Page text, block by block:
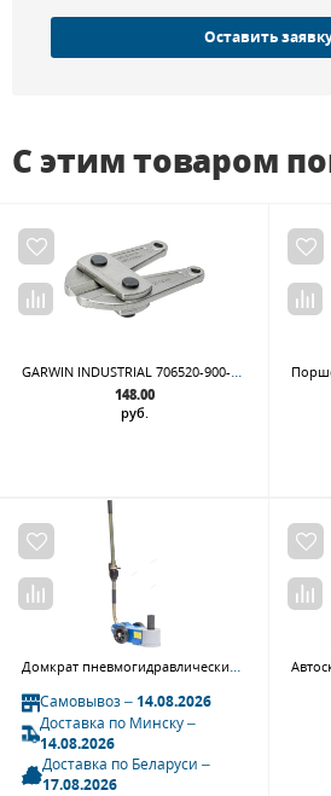
Оставить
С этим товаром
GARWIN INDUSTRIAL 706520-900-blade Лезвие для болтореза (комплект) 900 мм
148.00
руб.
Домкрат пневмогидравлический подкатной двухштоковый 15/30 т NORDBERG N302
Самовывоз –14.08.2026
Доставка по Минску –
14.08.2026
Доставка по Беларуси –
17.08.2026